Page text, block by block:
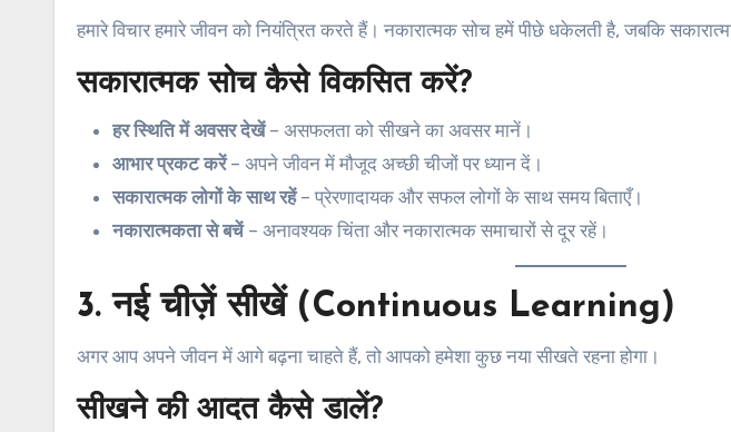
हमारे विचार हमारे जीवन को नियंत्रित करते हैं। नकारात्मक सोच हमें पीछे धकेलती है, जबकि
सकारात्मक सोच कैसे विकसित करें?
हर स्थिति में अवसर देखें– असफलता को सीखने का अवसर मानें।
आभार प्रकट करें– अपने जीवन में मौजूद अच्छी चीजों पर ध्यान दें।
सकारात्मक लोगों के साथ रहें– प्रेरणादायक और सफल लोगों के साथ समय बिताएँ।
नकारात्मकता से बचें– अनावश्यक चिंता और नकारात्मक समाचारों से दूर रहें।
3. नई चीज़ें सीखें (Continuous Learning)
अगर आप अपने जीवन में आगे बढ़ना चाहते हैं, तो आपको हमेशा कुछ नया सीखते रहना होगा।
सीखने की आदत कैसे डालें?